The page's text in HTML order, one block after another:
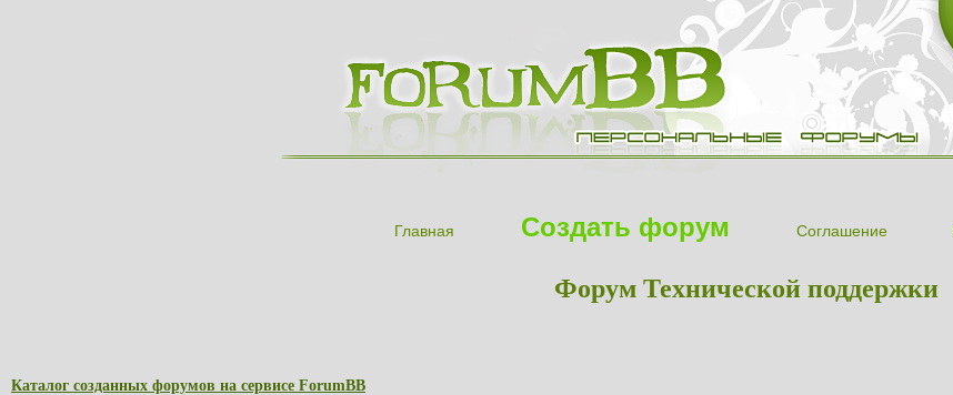
Главная Создать форум Соглашение
Форум Технической поддержки
Каталог созданных форумов на сервисе ForumBB